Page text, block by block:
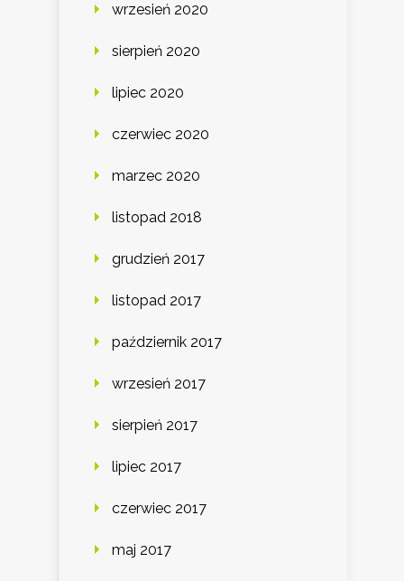
wrzesień 2020
sierpień 2020
lipiec 2020
czerwiec 2020
marzec 2020
listopad 2018
grudzień 2017
listopad 2017
październik 2017
wrzesień 2017
sierpień 2017
lipiec 2017
czerwiec 2017
maj 2017